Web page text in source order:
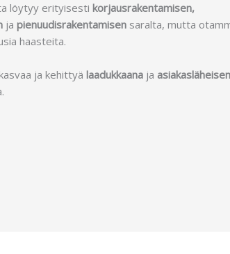
löytyy erityisesti korjausrakentamisen,
ja pienuudisrakentamisen saralta, mutta
haasteita.
ja kehittyä laadukkaana ja